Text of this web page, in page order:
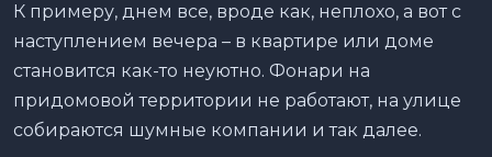
К примеру, днем все, вроде как, неплохо, а вот с
наступлением вечера – в квартире или доме
становится как-то неуютно. Фонари на
придомовой территории не работают, на улице
собираются шумные компании и так далее.